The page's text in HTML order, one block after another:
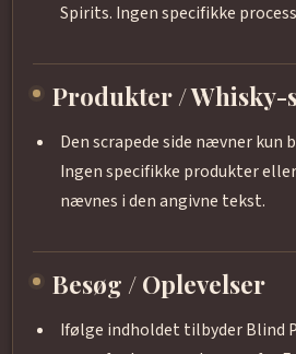
Spirits. Ingen specifikke
Produkter / Whisky-
Den scrapede side nævner kun
Ingen specifikke produkter
nævnes i den angivne tekst.
Besøg / Oplevelser
Ifølge indholdet tilbyder Blind